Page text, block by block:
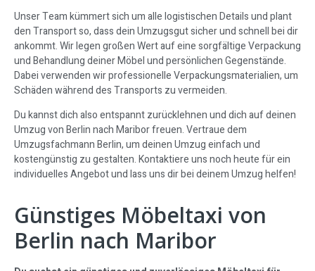
Unser Team kümmert sich um alle logistischen Details und plant
den Transport so, dass dein Umzugsgut sicher und schnell bei dir
ankommt. Wir legen großen Wert auf eine sorgfältige Verpackung
und Behandlung deiner Möbel und persönlichen Gegenstände.
Dabei verwenden wir professionelle Verpackungsmaterialien, um
Schäden während des Transports zu vermeiden.
Du kannst dich also entspannt zurücklehnen und dich auf deinen
Umzug von Berlin nach Maribor freuen. Vertraue dem
Umzugsfachmann Berlin, um deinen Umzug einfach und
kostengünstig zu gestalten. Kontaktiere uns noch heute für ein
individuelles Angebot und lass uns dir bei deinem Umzug helfen!
Günstiges Möbeltaxi von
Berlin nach Maribor